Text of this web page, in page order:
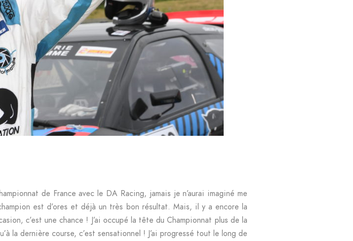
de France avec le DA Racing, jamais je n’aurai imaginé me
est d’ores et déjà un très bon résultat. Mais, il y a encore la
c’est une chance ! J’ai occupé la tête du Championnat plus de la
la dernière course, c’est sensationnel ! J’ai progressé tout le long de